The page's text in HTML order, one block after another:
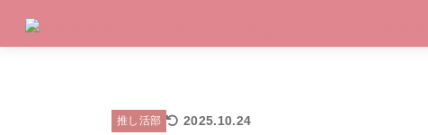
推し活部 2025.10.24